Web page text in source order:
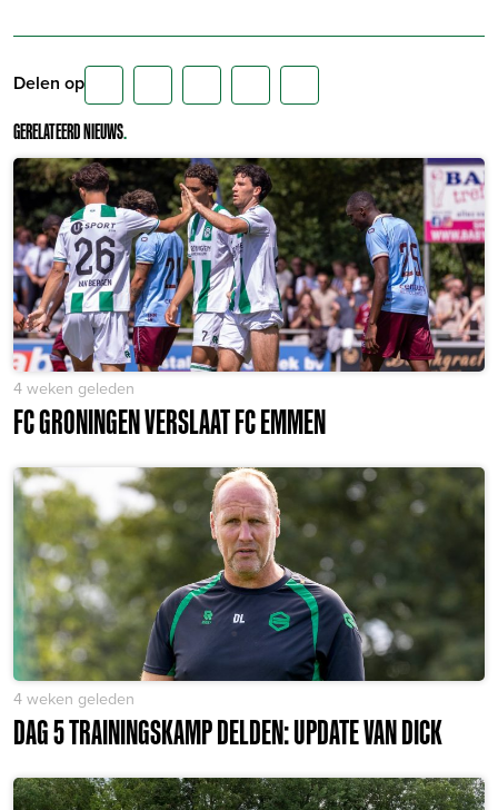
Delen op
GERELATEERD NIEUWS.
4 weken geleden
FC GRONINGEN VERSLAAT FC EMMEN
4 weken geleden
DAG 5 TRAININGSKAMP DELDEN: UPDATE VAN DICK